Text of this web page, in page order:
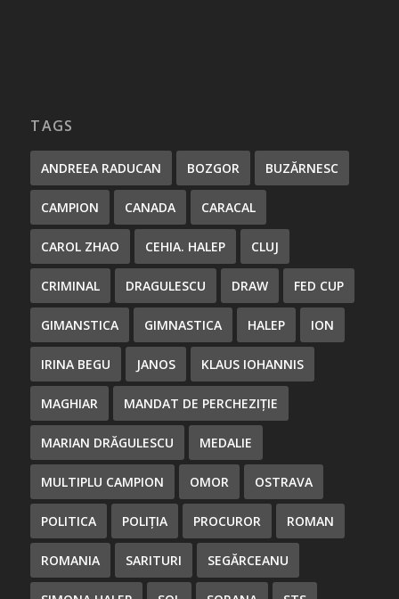
TAGS
ANDREEA RADUCAN BOZGOR BUZĂRNESC
CAMPION CANADA CARACAL
CAROL ZHAO CEHIA. HALEP CLUJ
CRIMINAL DRAGULESCU DRAW FED CUP
GIMANSTICA GIMNASTICA HALEP ION
IRINA BEGU JANOS KLAUS IOHANNIS
MAGHIAR MANDAT DE PERCHEZIȚIE
MARIAN DRĂGULESCU MEDALIE
MULTIPLU CAMPION OMOR OSTRAVA
POLITICA POLIȚIA PROCUROR ROMAN
ROMANIA SARITURI SEGĂRCEANU